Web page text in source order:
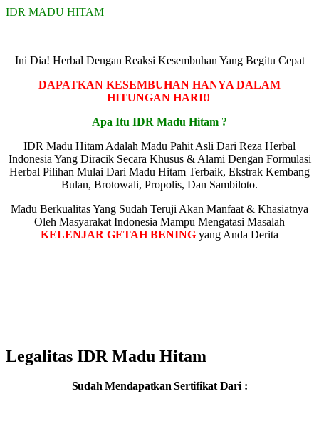
IDR MADU HITAM
Ini Dia! Herbal Dengan Reaksi Kesembuhan Yang Begitu Cepat
DAPATKAN KESEMBUHAN HANYA DALAM
HITUNGAN HARI!!
Apa Itu IDR Madu Hitam ?
IDR Madu Hitam Adalah Madu Pahit Asli Dari Reza Herbal
Indonesia Yang Diracik Secara Khusus & Alami Dengan Formulasi
Herbal Pilihan Mulai Dari Madu Hitam Terbaik, Ekstrak Kembang
Bulan, Brotowali, Propolis, Dan Sambiloto.
Madu Berkualitas Yang Sudah Teruji Akan Manfaat & Khasiatnya
Oleh Masyarakat Indonesia Mampu Mengatasi Masalah
KELENJAR GETAH BENING yang Anda Derita
Legalitas IDR Madu Hitam
Sudah Mendapatkan Sertifikat Dari :